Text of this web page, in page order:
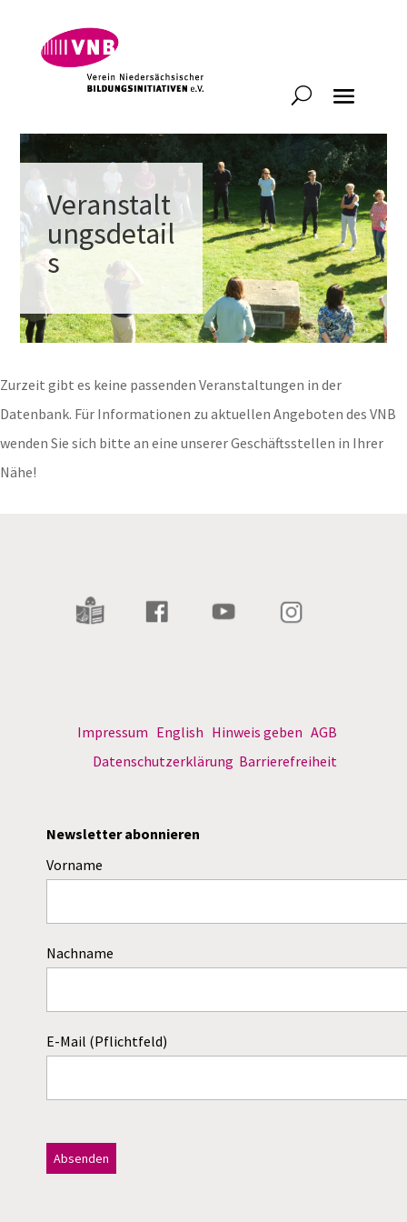
Veranstalt
ungsdetail
s
Zurzeit gibt es keine passenden Veranstaltungen in der
Datenbank. Für Informationen zu aktuellen Angeboten des VNB
wenden Sie sich bitte an eine unserer Geschäftsstellen in Ihrer
Nähe!
Impressum English Hinweis geben AGB
Datenschutzerklärung Barrierefreiheit
Newsletter abonnieren
Vorname
Nachname
E-Mail (Pflichtfeld)